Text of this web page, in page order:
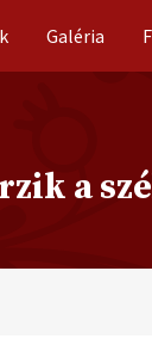
Galéria
a